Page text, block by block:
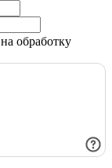
обработку